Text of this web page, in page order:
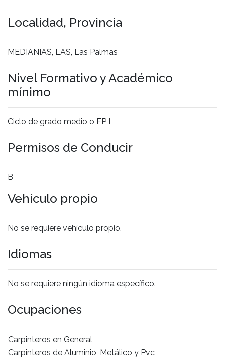
Localidad, Provincia
MEDIANIAS, LAS, Las Palmas
Nivel Formativo y Académico
mínimo
Ciclo de grado medio o FP I
Permisos de Conducir
B
Vehículo propio
No se requiere vehículo propio.
Idiomas
No se requiere ningún idioma específico.
Ocupaciones
Carpinteros en General
Carpinteros de Aluminio, Metálico y Pvc